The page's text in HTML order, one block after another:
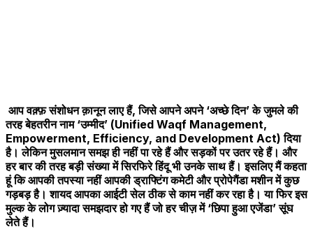
आप वक़्फ़ संशोधन क़ानून लाए हैं, जिसे आपने अपने ‘अच्छे दिन’ के जुमले की
तरह बेहतरीन नाम ‘उम्मीद’ (Unified Waqf Management,
Empowerment, Efficiency, and Development Act) दिया
है। लेकिन मुसलमान समझ ही नहीं पा रहे हैं और सड़कों पर उतर रहे हैं। और
हर बार की तरह बड़ी संख्या में सिरफिरे हिंदू भी उनके साथ हैं। इसलिए मैं कहता
हूं कि आपकी तपस्या नहीं आपकी ड्राफ्टिंग कमेटी और प्रोपेगैंडा मशीन में कुछ
गड़बड़ है। शायद आपका आईटी सेल ठीक से काम नहीं कर रहा है। या फिर इस
मुल्क के लोग ज़्यादा समझदार हो गए हैं जो हर चीज़ में ‘छिपा हुआ एजेंडा’ सूंघ
लेते हैं।